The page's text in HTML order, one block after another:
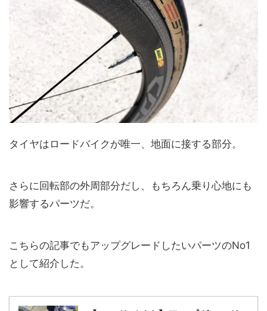
タイヤはロードバイクが唯一、地面に接する部分。
さらに回転部の外周部分だし、もちろん乗り心地にも
影響するパーツだ。
こちらの記事でもアップグレードしたいパーツのNo1
として紹介した。